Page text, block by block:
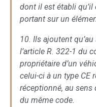
dont il est établi
portant sur un
10. Ils ajoutent
l’article R. 322-1 du
propriétaire d’un
celui-ci à un type CE
réceptionné, au sens
du même code.